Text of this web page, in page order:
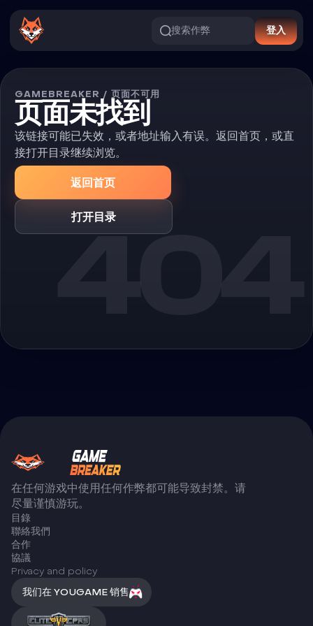
搜索作弊 登入
GAMEBREAKER / 页面不可用
页面未找到
该链接可能已失效，或者地址输入有误。返回首页，或直
接打开目录继续浏览。
返回首页
打开目录
404
在任何游戏中使用任何作弊都可能导致封禁。请
尽量谨慎游玩。
目錄
聯絡我們
合作
協議
Privacy and policy
我们在 YOUGAME 销售